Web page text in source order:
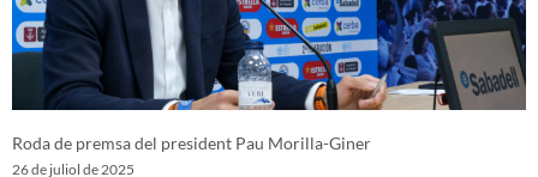
Roda de premsa del president Pau Morilla-Giner
26 de juliol de 2025